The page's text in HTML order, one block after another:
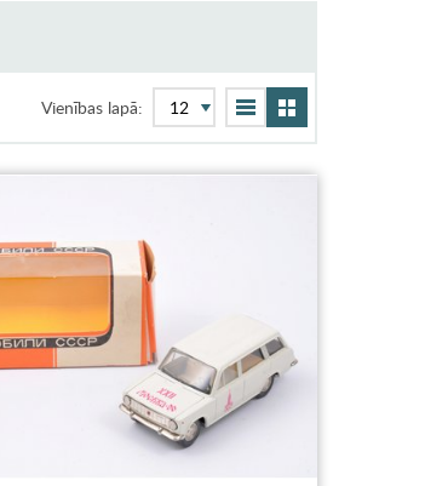
Vienības lapā: